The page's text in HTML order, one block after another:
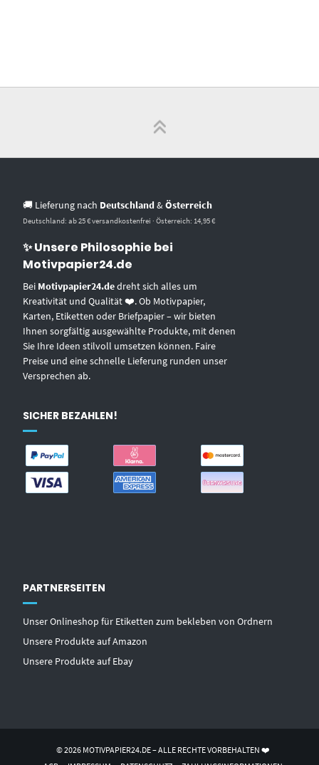
🚚 Lieferung nach Deutschland &Österreich
Deutschland: ab 25 € versandkostenfrei · Österreich: 14,95 €
✨ Unsere Philosophie bei
Motivpapier24.de
Bei Motivpapier24.dedreht sich alles um
Kreativität und Qualität ❤️. Ob Motivpapier,
Karten, Etiketten oder Briefpapier – wir bieten
Ihnen sorgfältig ausgewählte Produkte, mit denen
Sie Ihre Ideen stilvoll umsetzen können. Faire
Preise und eine schnelle Lieferung runden unser
Versprechen ab.
SICHER BEZAHLEN!
PARTNERSEITEN
Unser Onlineshop für Etiketten zum bekleben von Ordnern
Unsere Produkte auf Amazon
Unsere Produkte auf Ebay
© 2026 MOTIVPAPIER24.DE – ALLE RECHTE VORBEHALTEN ❤️